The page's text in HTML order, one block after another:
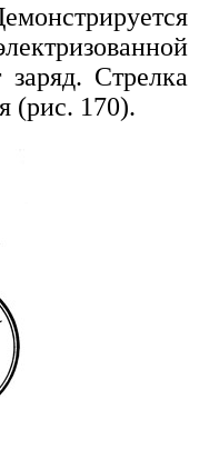
Стрелка
(рис. 170).